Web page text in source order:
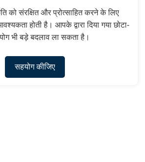
को संरक्षित और प्रोत्साहित करने के लिए
होती है। आपके द्वारा दिया गया छोटा-
भी बड़े बदलाव ला सकता है।
सहयोग कीजिए